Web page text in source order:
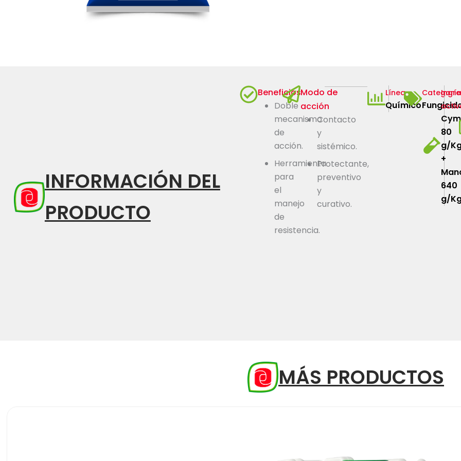
INFORMACIÓN DEL
PRODUCTO
Beneficios
Doble
mecanismo
de
acción.
Herramienta
para
el
manejo
de
resistencia.
Modo de
acción
Contacto
y
sistémico.
Protectante,
preventivo
y
curativo.
Línea
Químico
Categoría
80
g/
+
640
g/
MÁS PRODUCTOS